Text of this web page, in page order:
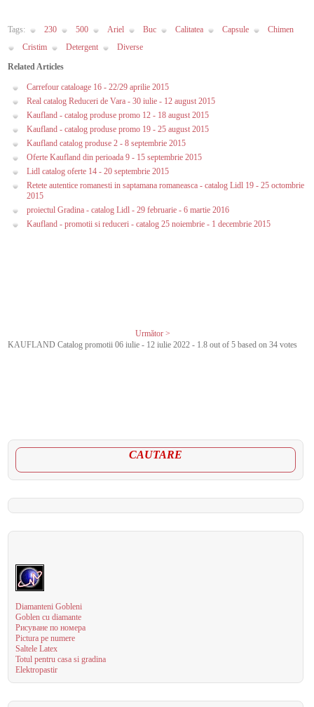
Tags: 230 500 Ariel Buc Calitatea Capsule
Chimen
Cristim
Detergent
Diverse
Related Articles
Carrefour cataloage 16 - 22/29 aprilie 2015
Real catalog Reduceri de Vara - 30 iulie - 12 august 2015
Kaufland - catalog produse promo 12 - 18 august 2015
Kaufland - catalog produse promo 19 - 25 august 2015
Kaufland catalog produse 2 - 8 septembrie 2015
Oferte Kaufland din perioada 9 - 15 septembrie 2015
Lidl catalog oferte 14 - 20 septembrie 2015
Retete autentice romanesti in saptamana romaneasca - catalog Lidl 19 - 25 octombrie
2015
proiectul Gradina - catalog Lidl - 29 februarie - 6 martie 2016
Kaufland - promotii si reduceri - catalog 25 noiembrie - 1 decembrie 2015
Următor >
KAUFLAND Catalog promotii 06 iulie - 12 iulie 2022 - 1.8 out of5 based on34 votes
CAUTARE
Diamanteni Gobleni
Goblen cu diamante
Рисуване по номера
Pictura pe numere
Saltele Latex
Totul pentru casa si gradina
Elektropastir